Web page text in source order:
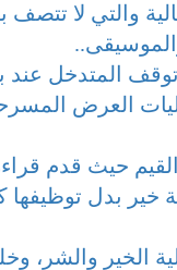
والتي لا
توقف المتدخل
العرض
حيث قدم قراءة
خير بدل توظيفها
الخير والشر،